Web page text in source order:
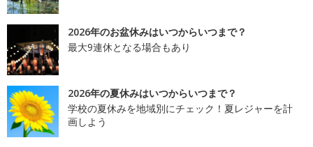
2026年のお盆休みはいつからいつまで？
最大9連休となる場合もあり
2026年の夏休みはいつからいつまで？
学校の夏休みを地域別にチェック！夏レジャーを計
画しよう